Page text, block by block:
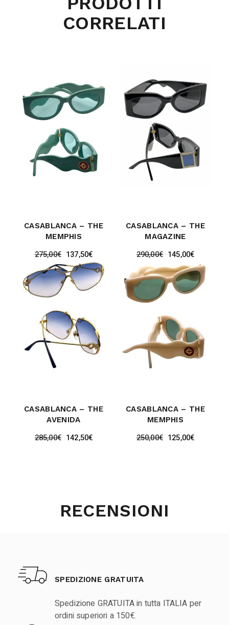
CORRELATI
CASABLANCA – THE
MEMPHIS
275,00€ 137,50€
CASABLANCA – THE
MAGAZINE
290,00€ 145,00€
CASABLANCA – THE
AVENIDA
285,00€ 142,50€
CASABLANCA – THE
MEMPHIS
250,00€ 125,00€
RECENSIONI
SPEDIZIONE GRATUITA
Spedizione GRATUITA in tutta ITALIA per
ordini superiori a 150€.